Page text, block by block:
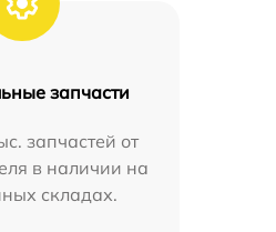
запчасти
запчастей от
в наличии на
складах.